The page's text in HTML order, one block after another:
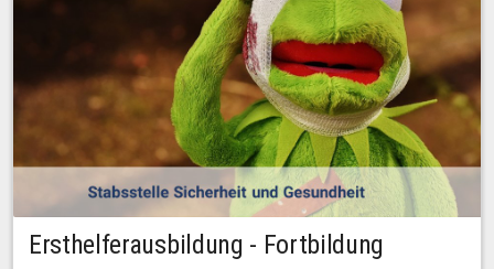
Ersthelferausbildung - Fortbildung